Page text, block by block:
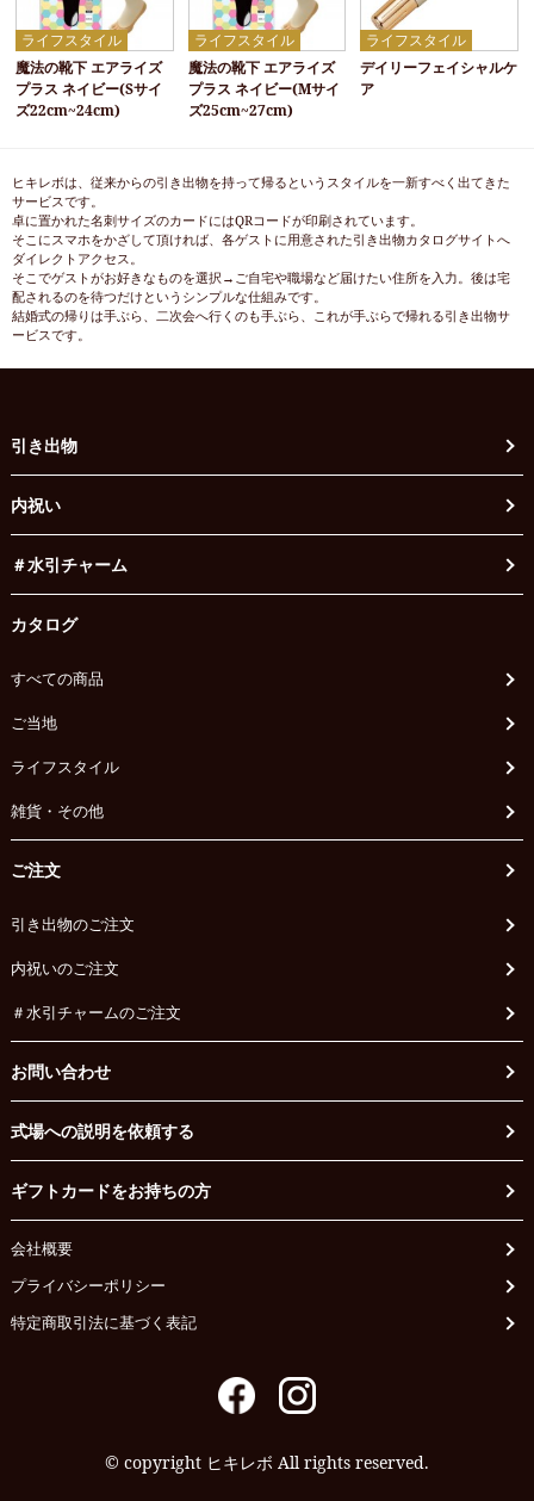
ライフスタイル
魔法の靴下 エアライズ
プラス ネイビー(Sサイ
ズ22cm~24cm)
ライフスタイル
魔法の靴下 エアライズ
プラス ネイビー(Mサイ
ズ25cm~27cm)
ライフスタイル
デイリーフェイシャルケ
ア
ヒキレボは、従来からの引き出物を持って帰るというスタイルを一新すべく出てきた
サービスです。
卓に置かれた名刺サイズのカードにはQRコードが印刷されています。
そこにスマホをかざして頂ければ、各ゲストに用意された引き出物カタログサイトへ
ダイレクトアクセス。
そこでゲストがお好きなものを選択→ご自宅や職場など届けたい住所を入力。後は宅
配されるのを待つだけというシンプルな仕組みです。
結婚式の帰りは手ぶら、二次会へ行くのも手ぶら、これが手ぶらで帰れる引き出物サ
ービスです。
引き出物
内祝い
＃水引チャーム
カタログ
すべての商品
ご当地
ライフスタイル
雑貨・その他
ご注文
引き出物のご注文
内祝いのご注文
＃水引チャームのご注文
お問い合わせ
式場への説明を依頼する
ギフトカードをお持ちの方
会社概要
プライバシーポリシー
特定商取引法に基づく表記
© copyright ヒキレボ All rights reserved.